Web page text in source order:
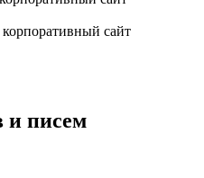
сайт
и писем